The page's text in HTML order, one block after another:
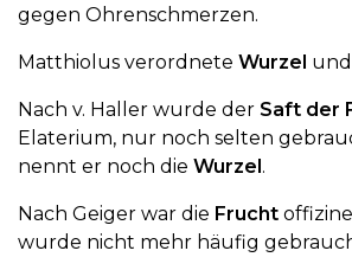
gegen Ohrenschmerzen.
Matthiolus verordnete Wurzel und
Nach v. Haller wurde der Saft der
Elaterium, nur noch selten
nennt er noch die Wurzel .
Nach Geiger war die Frucht
wurde nicht mehr häufig